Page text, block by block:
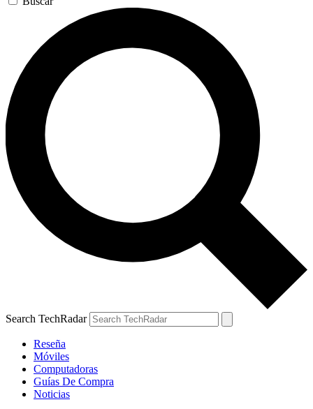
Search TechRadar
Reseña
Móviles
Computadoras
Guías De Compra
Noticias